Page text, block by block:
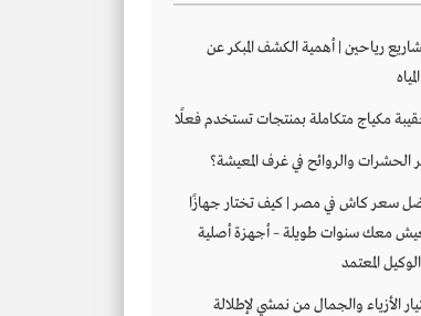
رياحين | أهمية الكشف المبكر عن
مكياج متكاملة بمنتجات تستخدم فعلًا
الحشرات والروائح في غرف المعيشة؟
سعر كاش في مصر | كيف تختار جهازًا
معك سنوات طويلة – أجهزة أصلية
المعتمد
الأزياء والجمال من نمشي لإطلالة